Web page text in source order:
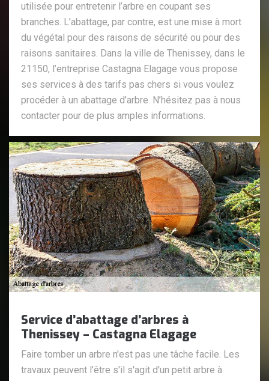
utilisée pour entretenir l’arbre en coupant ses
branches. L’abattage, par contre, est une mise à mort
du végétal pour des raisons de sécurité ou pour des
raisons sanitaires. Dans la ville de Thenissey, dans le
21150, l’entreprise Castagna Elagage vous propose
ses services à des tarifs pas chers si vous voulez
procéder à un abattage d’arbre. N’hésitez pas à nous
contacter pour de plus amples informations.
Service d’abattage d’arbres à
Thenissey – Castagna Elagage
Faire tomber un arbre n'est pas une tâche facile. Les
travaux peuvent l’être s'il s'agit d'un petit arbre à